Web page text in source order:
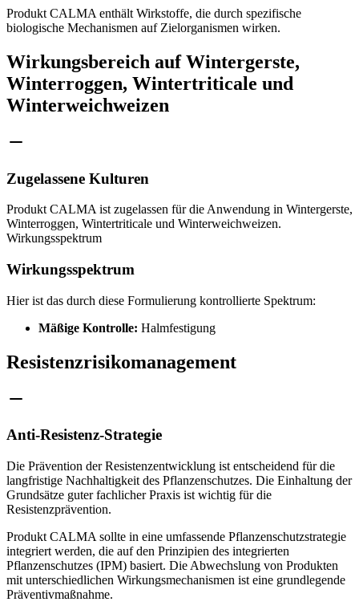
Produkt CALMA enthält Wirkstoffe, die durch spezifische
biologische Mechanismen auf Zielorganismen wirken.
Wirkungsbereich auf Wintergerste,
Winterroggen, Wintertriticale und
Winterweichweizen
Zugelassene Kulturen
Produkt CALMA ist zugelassen für die Anwendung in Wintergerste,
Winterroggen, Wintertriticale und Winterweichweizen.
Wirkungsspektrum
Wirkungsspektrum
Hier ist das durch diese Formulierung kontrollierte Spektrum:
Mäßige Kontrolle: Halmfestigung
Resistenzrisikomanagement
Anti-Resistenz-Strategie
Die Prävention der Resistenzentwicklung ist entscheidend für die
langfristige Nachhaltigkeit des Pflanzenschutzes. Die Einhaltung der
Grundsätze guter fachlicher Praxis ist wichtig für die
Resistenzprävention.
Produkt CALMA sollte in eine umfassende Pflanzenschutzstrategie
integriert werden, die auf den Prinzipien des integrierten
Pflanzenschutzes (IPM) basiert. Die Abwechslung von Produkten
mit unterschiedlichen Wirkungsmechanismen ist eine grundlegende
Präventivmaßnahme.